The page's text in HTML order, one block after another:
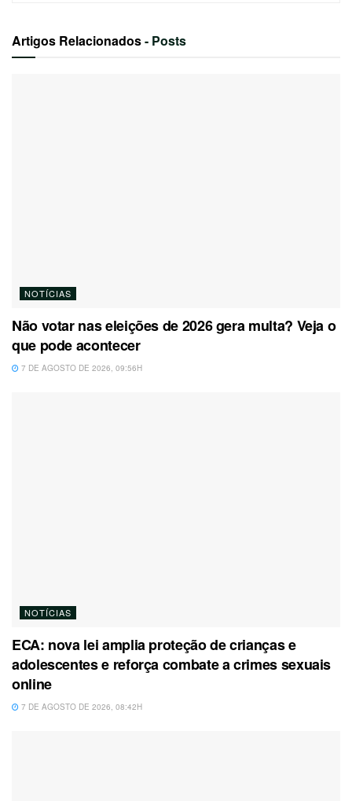
Artigos Relacionados- Posts
NOTÍCIAS
Não votar nas eleições de 2026 gera multa? Veja o
que pode acontecer
7 DE AGOSTO DE 2026, 09:56H
NOTÍCIAS
ECA: nova lei amplia proteção de crianças e
adolescentes e reforça combate a crimes sexuais
online
7 DE AGOSTO DE 2026, 08:42H